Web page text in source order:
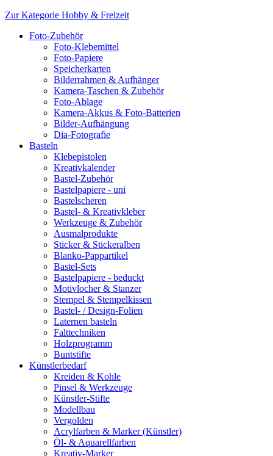
Zur Kategorie Hobby & Freizeit
Foto-Zubehör
Foto-Klebemittel
Foto-Papiere
Speicherkarten
Bilderrahmen & Aufhänger
Kamera-Taschen & Zubehör
Foto-Ablage
Kamera-Akkus & Foto-Batterien
Bilder-Aufhängung
Dia-Fotografie
Basteln
Klebepistolen
Kreativkalender
Bastel-Zubehör
Bastelpapiere - uni
Bastelscheren
Bastel- & Kreativkleber
Werkzeuge & Zubehör
Ausmalprodukte
Sticker & Stickeralben
Blanko-Pappartikel
Bastel-Sets
Bastelpapiere - beduckt
Motivlocher & Stanzer
Stempel & Stempelkissen
Bastel- / Design-Folien
Laternen basteln
Falttechniken
Holzprogramm
Buntstifte
Künstlerbedarf
Kreiden & Kohle
Pinsel & Werkzeuge
Künstler-Stifte
Modellbau
Vergolden
Acrylfarben & Marker (Künstler)
Öl- & Aquarellfarben
Kreativ-Marker